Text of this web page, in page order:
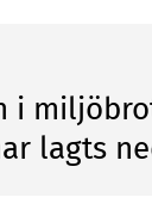
i
lagts